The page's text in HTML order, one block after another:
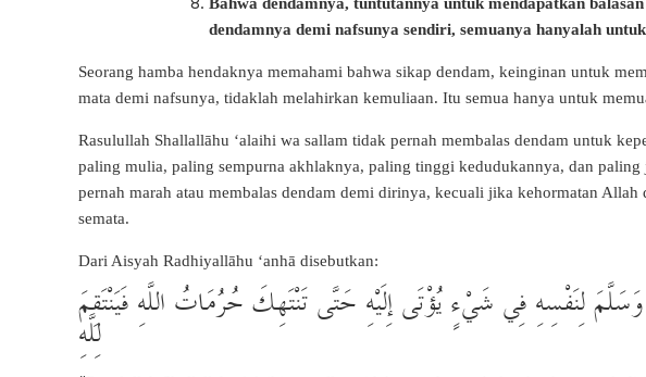
Bahwa dendamnya, tuntutannya untuk mendapatkan
dendamnya demi nafsunya sendiri, semuanya hanyalah
Seorang hamba hendaknya memahami bahwa sikap dendam, keinginan untuk
mata demi nafsunya, tidaklah melahirkan kemuliaan. Itu semua hanya untuk
Rasulullah Shallallāhu ‘alaihi wa sallam tidak pernah membalas dendam untuk
paling mulia, paling sempurna akhlaknya, paling tinggi kedudukannya, dan
pernah marah atau membalas dendam demi dirinya, kecuali jika kehormatan
semata.
Dari Aisyah Radhiyallāhu ‘anhā disebutkan:
لِنَفْسِهِ فِي شَيْءٍ يُؤْتَى إِلَيْهِ حَتَّى تَنْتَهِكَ حُرُمَاتُ اللَّهِ فَيَنْتَقِمَ
لِلَّهِ